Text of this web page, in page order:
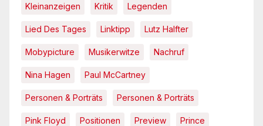
Kleinanzeigen Kritik Legenden
Lied Des Tages Linktipp Lutz Halfter
Mobypicture Musikerwitze Nachruf
Nina Hagen Paul McCartney
Personen & Porträts Personen & Porträts
Pink Floyd Positionen Preview Prince